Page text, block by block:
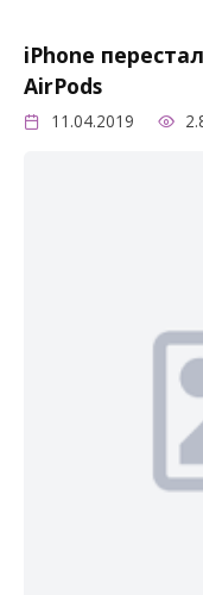
iPhone
AirPods
11.04.2019